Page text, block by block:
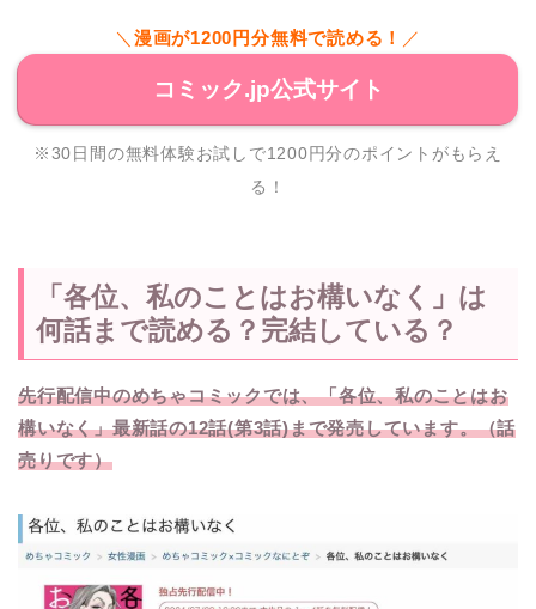
＼ 漫画が1200円分無料で読める！ ／
コミック.jp公式サイト
※30日間の無料体験お試しで1200円分のポイントがもらえ
る！
「各位、私のことはお構いなく」は
何話まで読める？完結している？
先行配信中のめちゃコミックでは、「各位、私のことはお
構いなく」最新話の12話(第3話)まで発売しています。（話
売りです）